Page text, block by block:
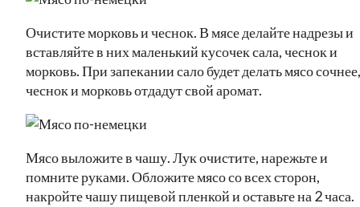
Очистите морковь и чеснок. В мясе делайте надрезы и
вставляйте в них маленький кусочек сала, чеснок и
морковь. При запекании сало будет делать мясо
чеснок и морковь отдадут свой аромат.
Мясо выложите в чашу. Лук очистите, нарежьте и
помните руками. Обложите мясо со всех сторон,
накройте чашу пищевой пленкой и оставьте на 2 часа.